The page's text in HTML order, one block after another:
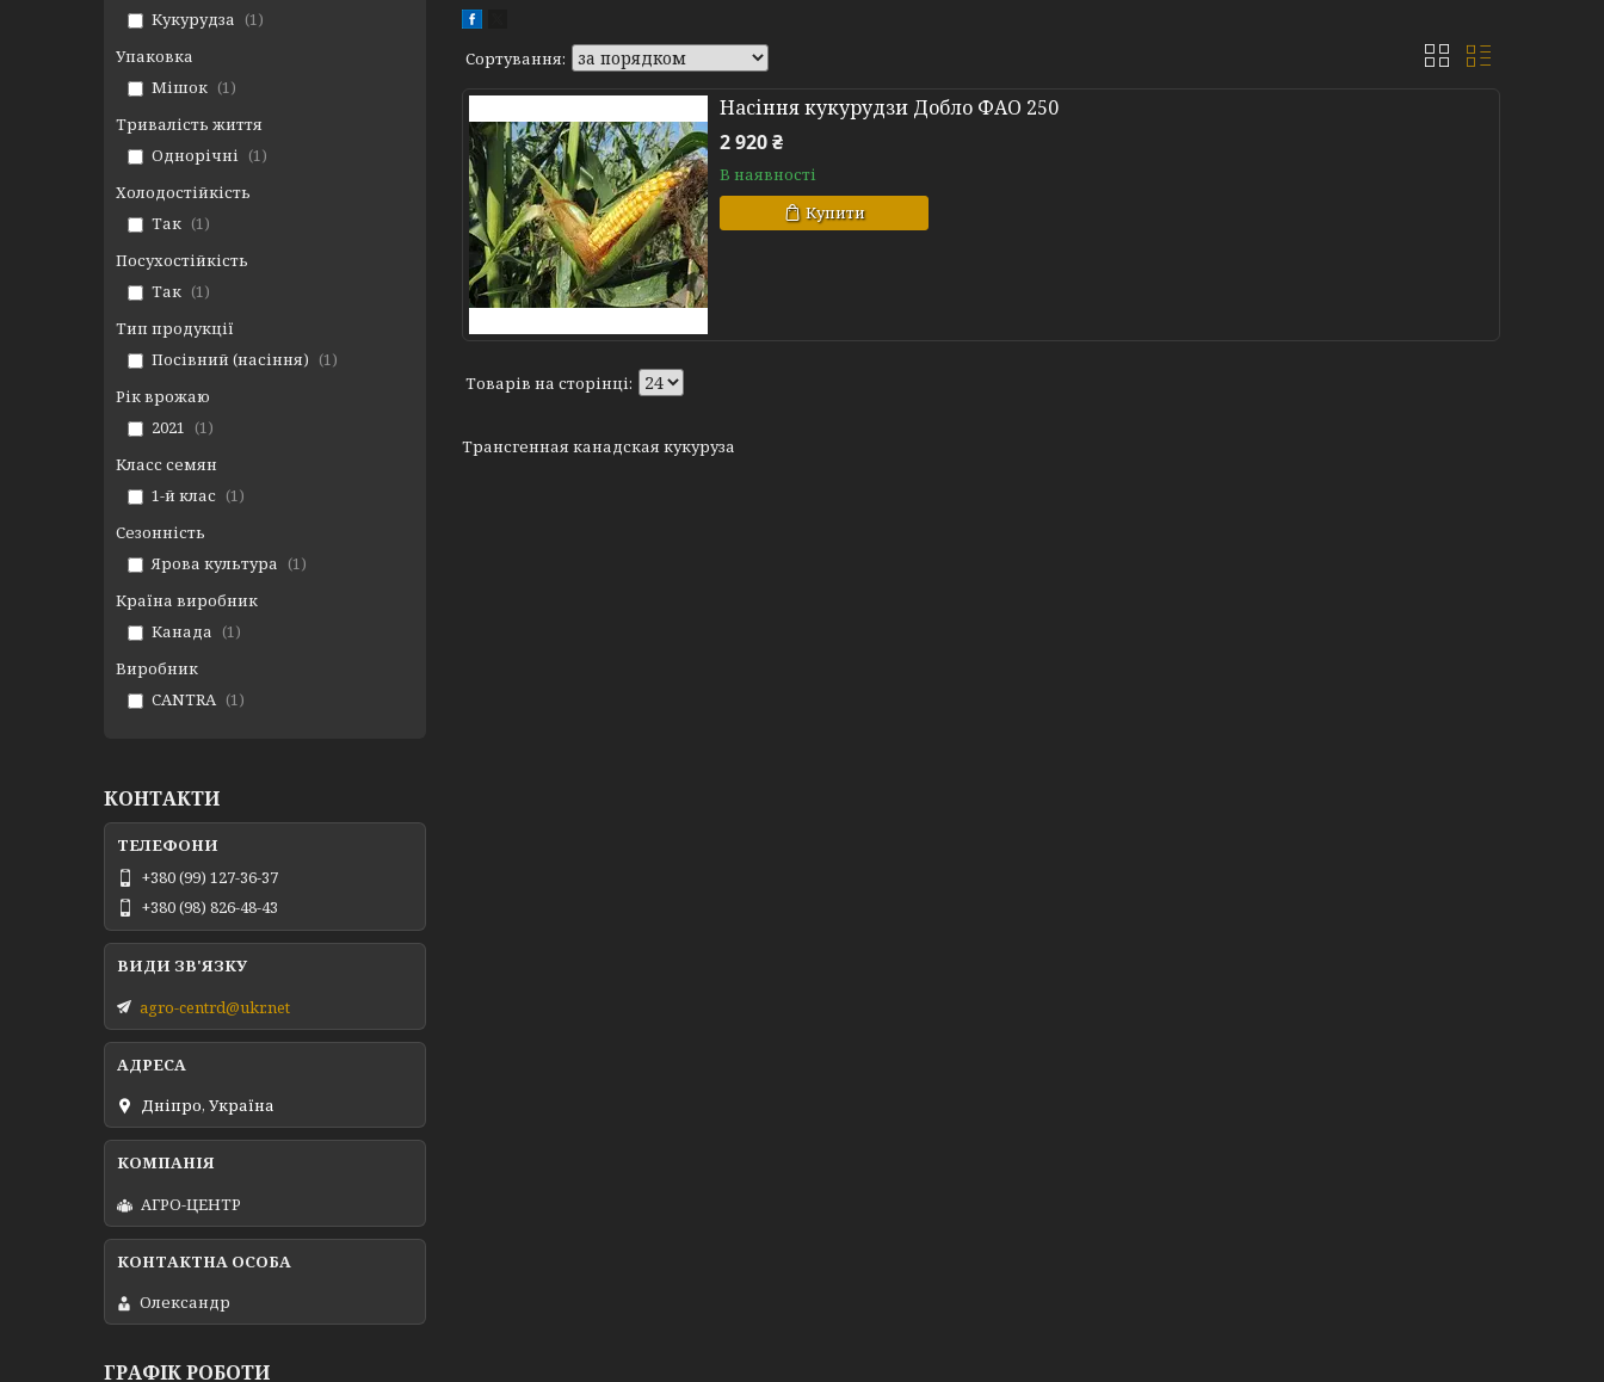
Насіння кукурудзи Добло ФАО 250
2 920 ₴
В наявності
Купити
Трансгенная канадская кукуруза
Кукурудза
1
Упаковка
Мішок
1
Тривалість життя
Однорічні
1
Холодостійкість
Так
1
Посухостійкість
Так
1
Тип продукції
Посівний (насіння)
1
Рік врожаю
2021
1
Класс семян
1-й клас
1
Сезонність
Ярова культура
1
Країна виробник
Канада
1
Виробник
CANTRA
1
КОНТАКТИ
+380 (99) 127-36-37
+380 (98) 826-48-43
agro-centrd@ukr.net
Дніпро, Україна
АГРО-ЦЕНТР
Олександр
ГРАФІК РОБОТИ